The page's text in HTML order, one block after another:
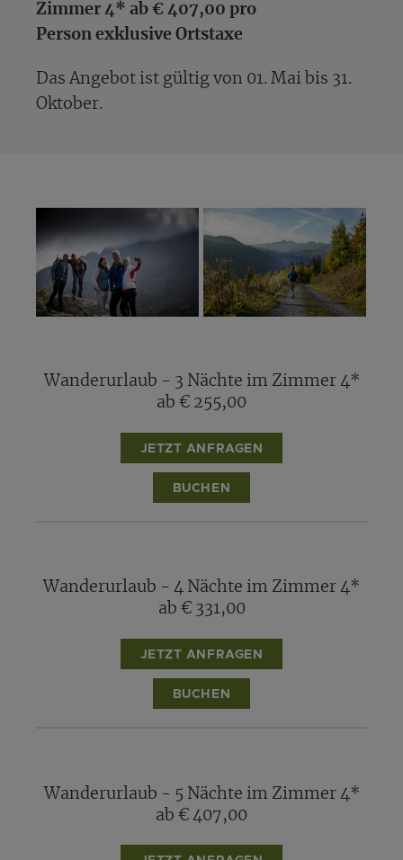
Zimmer 4* ab € 407,00 pro
Person exklusive Ortstaxe
Das Angebot ist gültig von 01. Mai bis 31.
Oktober.
Wanderurlaub - 3 Nächte im Zimmer 4*
ab € 255,00
JETZT ANFRAGEN
BUCHEN
Wanderurlaub - 4 Nächte im Zimmer 4*
ab € 331,00
JETZT ANFRAGEN
BUCHEN
Wanderurlaub - 5 Nächte im Zimmer 4*
ab € 407,00